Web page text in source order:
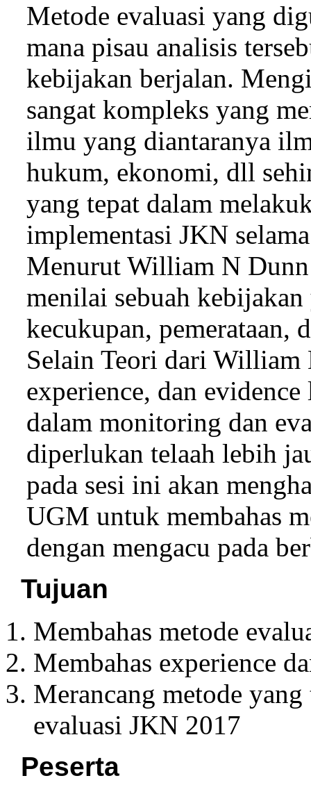
Metode evaluasi yang
mana pisau analisis
kebijakan berjalan.
sangat kompleks yang
ilmu yang diantaranya
hukum, ekonomi, dll
yang tepat dalam
implementasi JKN
Menurut William N
menilai sebuah
kecukupan, pemerataan,
Selain Teori dari William
experience, dan
dalam monitoring dan
diperlukan telaah lebih
pada sesi ini akan
UGM untuk membahas
dengan mengacu pada
Tujuan
Membahas metode
Membahas experience
Merancang metode
evaluasi JKN 2017
Peserta